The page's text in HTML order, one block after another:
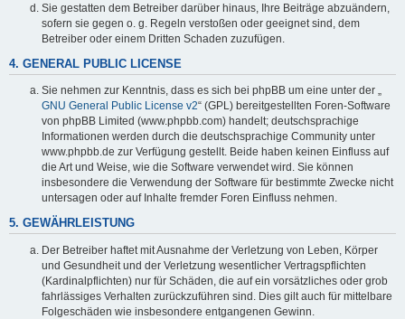
Sie gestatten dem Betreiber darüber hinaus, Ihre Beiträge abzuändern,
sofern sie gegen o. g. Regeln verstoßen oder geeignet sind, dem
Betreiber oder einem Dritten Schaden zuzufügen.
4. GENERAL PUBLIC LICENSE
Sie nehmen zur Kenntnis, dass es sich bei phpBB um eine unter der „
GNU General Public License v2“ (GPL) bereitgestellten Foren-Software
von phpBB Limited (www.phpbb.com) handelt; deutschsprachige
Informationen werden durch die deutschsprachige Community unter
www.phpbb.de zur Verfügung gestellt. Beide haben keinen Einfluss auf
die Art und Weise, wie die Software verwendet wird. Sie können
insbesondere die Verwendung der Software für bestimmte Zwecke nicht
untersagen oder auf Inhalte fremder Foren Einfluss nehmen.
5. GEWÄHRLEISTUNG
Der Betreiber haftet mit Ausnahme der Verletzung von Leben, Körper
und Gesundheit und der Verletzung wesentlicher Vertragspflichten
(Kardinalpflichten) nur für Schäden, die auf ein vorsätzliches oder grob
fahrlässiges Verhalten zurückzuführen sind. Dies gilt auch für mittelbare
Folgeschäden wie insbesondere entgangenen Gewinn.